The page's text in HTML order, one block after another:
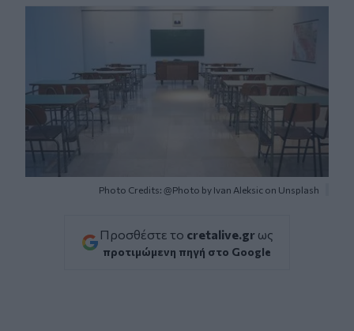
Photo Credits: @Photo by Ivan Aleksic on Unsplash
Προσθέστε το cretalive.gr ως
προτιμώμενη πηγή στο Google